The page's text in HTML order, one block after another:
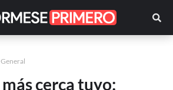
cerca tuyo: